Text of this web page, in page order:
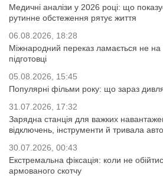
Медичні аналізи у 2026 році: що
рутинне обстеження рятує життя
06.08.2026, 18:28
Міжнародний переказ ламається не на
підготовці
05.08.2026, 15:45
Популярні фільми року: що зараз
31.07.2026, 17:32
Зарядна станція для важких
відключень, інструменти й тривала
30.07.2026, 00:43
Екстремальна фіксація: коли не
армованого скотчу